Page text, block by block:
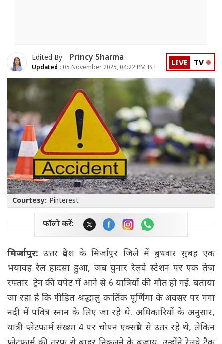
Edited By: Princy Sharma
Updated : 05 November 2025, 04:22 PM IST LIVE TV
Courtesy: Pinterest
फॉलो करें:
मिर्जापुर:उत्तर प्रदेश के मिर्जापुर जिले में बुधवार सुबह एक
भयावह रेल हादसा हुआ, जब चुनार रेलवे स्टेशन पर एक तेज
रफ्तार ट्रेन की चपेट में आने से 6 यात्रियों की मौत हो गई. बताया
जा रहा है कि पीड़ित श्रद्धालु कार्तिक पूर्णिमा के अवसर पर गंगा
नदी में पवित्र स्नान के लिए जा रहे थे. अधिकारियों के अनुसार,
यात्री प्लेटफार्म संख्या 4 पर चोपन एक्सप्रेस से उतर रहे थे, लेकिन